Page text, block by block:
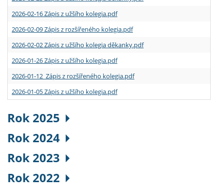
2026-02-16 Zápis z užšího kolegia.pdf
2026-02-09 Zápis z rozšířeného kolegia.pdf
2026-02-02 Zápis z užšího kolegia děkanky.pdf
2026-01-26 Zápis z užšího kolegia.pdf
2026-01-12 Zápis z rozšířeného kolegia.pdf
2026-01-05 Zápis z užšího kolegia.pdf
Rok 2025
Rok 2024
Rok 2023
Rok 2022